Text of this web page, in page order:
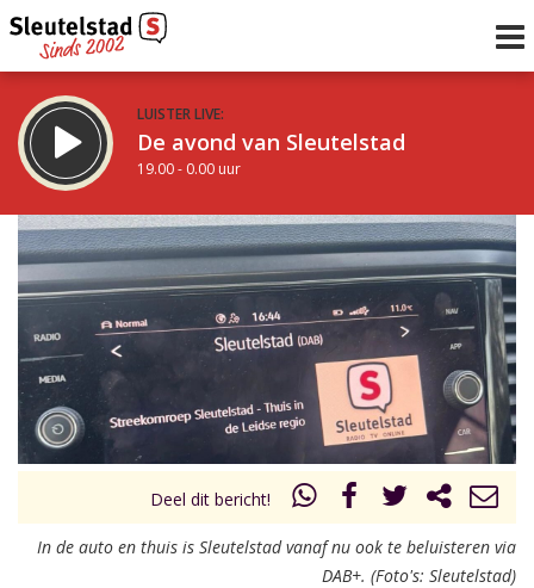
LUISTER LIVE:
De avond van Sleutelstad
19.00 - 0.00 uur
STRAKS:
De nacht van Sleutelstad
0.00 - 6.00 uur
Vorig uur
uur 1 van 0 Volgend uur
Deel dit bericht!
In de auto en thuis is Sleutelstad vanaf nu ook te beluisteren via
DAB+. (Foto's: Sleutelstad)